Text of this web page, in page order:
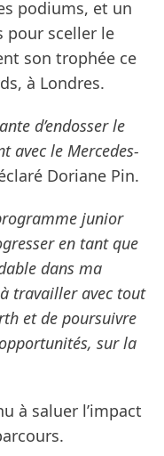
podiums, et un
pour sceller le
son trophée ce
à Londres.
d’endosser le
avec le Mercedes-
Doriane Pin.
junior
en tant que
dans ma
travailler avec tout
et de poursuivre
sur la
à saluer l’impact